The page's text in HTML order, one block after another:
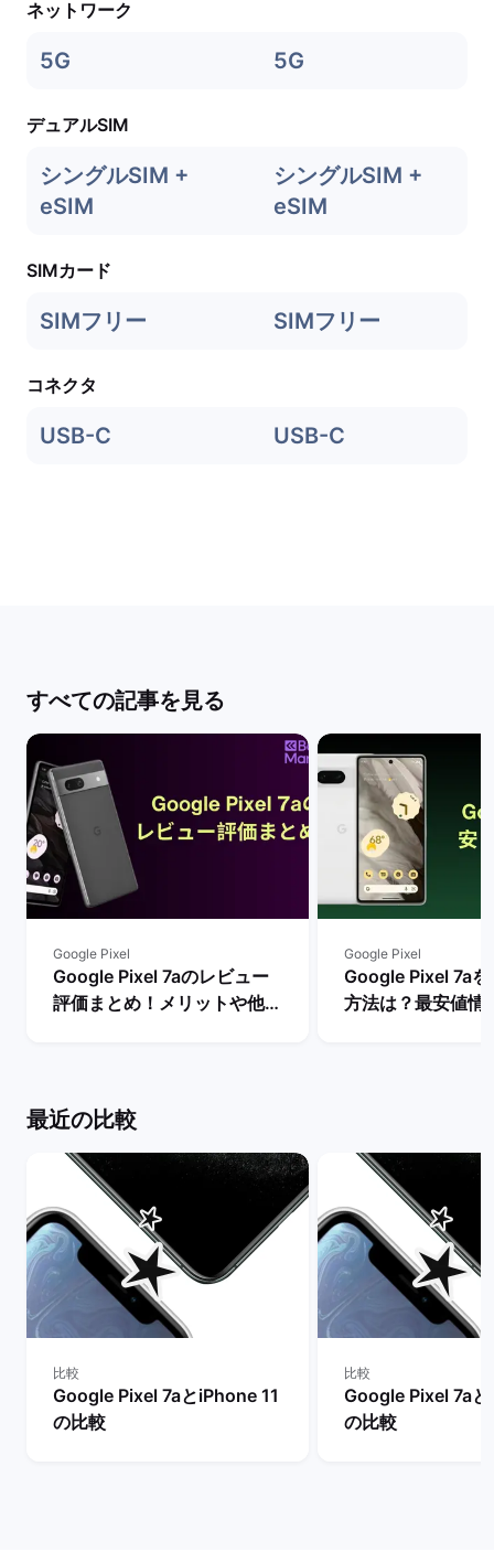
ネットワーク
5G 5G
デュアルSIM
シングルSIM +
eSIM
シングルSIM +
eSIM
SIMカード
SIMフリー SIMフリー
コネクタ
USB-C USB-C
すべての記事を見る
Google Pixel
Google Pixel 7aのレビュー
評価まとめ！メリットや他シ
Google Pixel
Google Pixel 7aを
方法は？最安値情
最近の比較
比較
Google Pixel 7aとiPhone 11
の比較
比較
Google Pixel 7a
の比較